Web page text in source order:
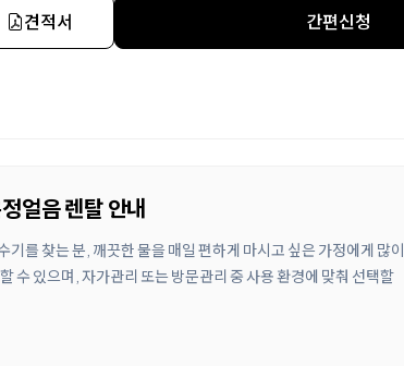
견적서 간편신청
얼음 렌탈 안내
를 찾는 분, 깨끗한 물을 매일 편하게 마시고 싶은 가정에게 많이
수 있으며, 자가관리 또는 방문관리 중 사용 환경에 맞춰 선택할